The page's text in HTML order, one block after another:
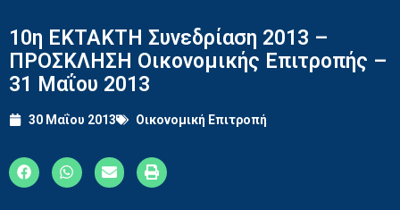
10η ΕΚΤΑΚΤΗ Συνεδρίαση 2013 –
ΠΡΟΣΚΛΗΣΗ Οικονομικής Επιτροπής –
31 Μαΐου 2013
30 Μαΐου 2013 Οικονομική Επιτροπή